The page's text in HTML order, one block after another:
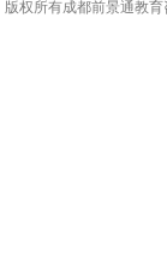
版权所有成都前景通教